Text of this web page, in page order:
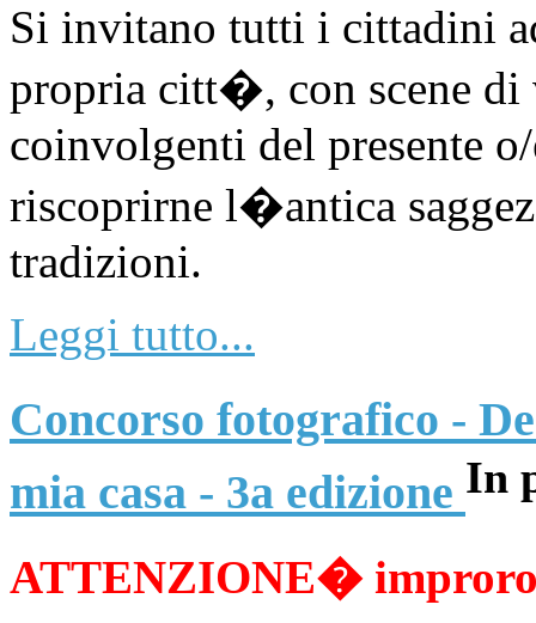
Si invitano tutti i cittadini
propria citt�, con scene
coinvolgenti del presente
riscoprirne l�antica
tradizioni.
Leggi tutto...
Concorso fotografico -
mia casa - 3a edizione In
ATTENZIONE�